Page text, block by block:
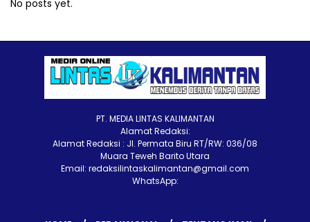
No posts yet.
PT. MEDIA LINTAS KALIMANTAN
Alamat Redaksi:
Alamat Redaksi : Jl. Permata Biru RT/RW: 036/08
Muara Teweh Barito Utara
Email: redaksilintaskalimantan@gmail.com
WhatsApp: